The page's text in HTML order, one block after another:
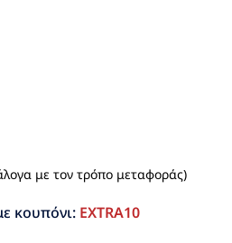
με τον τρόπο μεταφοράς)
κουπόνι: EXTRA10